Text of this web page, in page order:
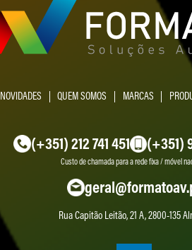
NOVIDADES QUEM SOMOS MARCAS
(+351) 212 741 451 (+351)
Custo de chamada para a rede fixa / móvel
Rua Capitão Leitão, 21 A, 2800-135